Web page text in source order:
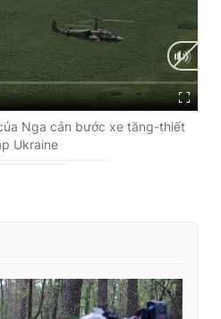
Nga cản bước xe tăng-thiết
Ukraine